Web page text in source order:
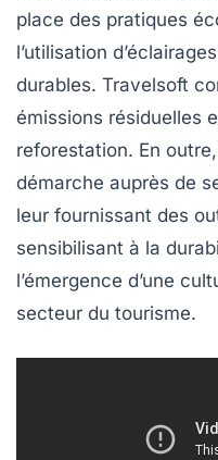
place des pratiques
l’utilisation
durables. Travelsoft
émissions résiduelles
reforestation. En
démarche auprès de
leur fournissant des
sensibilisant à la
l’émergence d’une
secteur du tourisme.